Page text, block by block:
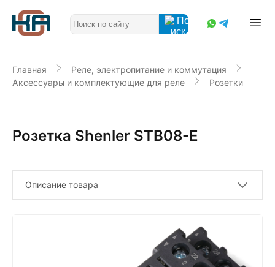
Главная
Реле, электропитание и коммутация
Аксессуары и комплектующие для реле
Розетки
Розетка Shenler STB08-E
Описание товара